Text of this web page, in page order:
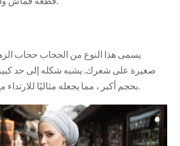
يسمى هذا النوع من الحجاب حجاب
صغيرة على شعرك. يشبه شكله إلى حد كبير
بحجم أكبر ، مما يجعله مثاليًا للارتداء مع الكعك أو الضفائر.